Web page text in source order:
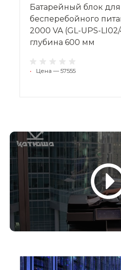
Батарейный блок
бесперебойного
2000 VA (GL-UPS-
глубина 600 мм
• Цена — 57555